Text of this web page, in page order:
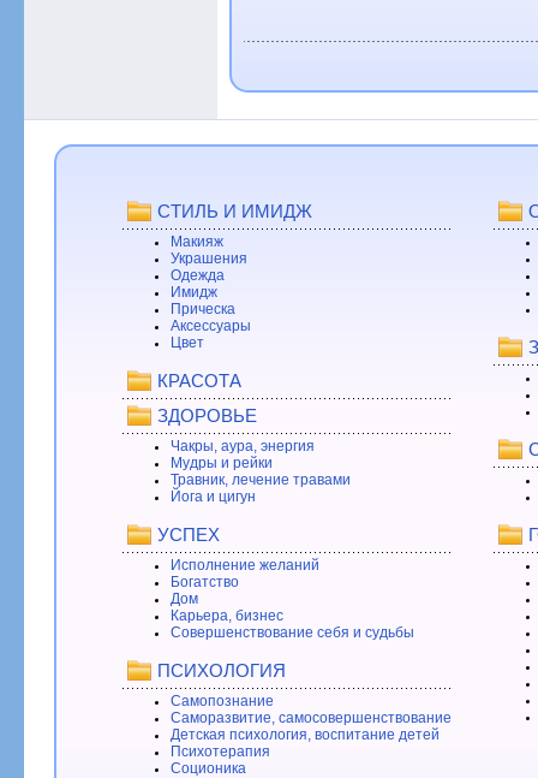
СТИЛЬ И ИМИДЖ
Макияж
Украшения
Одежда
Имидж
Прическа
Аксессуары
Цвет
КРАСОТА
ЗДОРОВЬЕ
Чакры, аура, энергия
Мудры и рейки
Травник, лечение травами
Йога и цигун
УСПЕХ
Исполнение желаний
Богатство
Дом
Карьера, бизнес
Совершенствование себя и судьбы
ПСИХОЛОГИЯ
Самопознание
Саморазвитие, самосовершенствование
Детская психология, воспитание детей
Психотерапия
Соционика